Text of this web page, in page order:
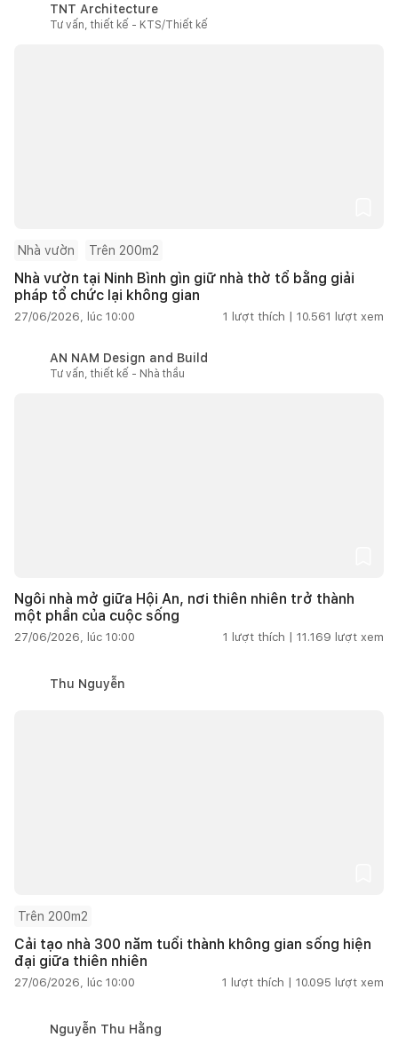
TNT Architecture
Tư vấn, thiết kế - KTS/Thiết kế
Nhà vườn Trên 200m2
Nhà vườn tại Ninh Bình gìn giữ nhà thờ tổ bằng giải
pháp tổ chức lại không gian
27/06/2026, lúc 10:00 1 lượt thích | 10.561 lượt xem
AN NAM Design and Build
Tư vấn, thiết kế - Nhà thầu
Ngôi nhà mở giữa Hội An, nơi thiên nhiên trở thành
một phần của cuộc sống
27/06/2026, lúc 10:00 1 lượt thích | 11.169 lượt xem
Thu Nguyễn
Trên 200m2
Cải tạo nhà 300 năm tuổi thành không gian sống hiện
đại giữa thiên nhiên
27/06/2026, lúc 10:00 1 lượt thích | 10.095 lượt xem
Nguyễn Thu Hằng